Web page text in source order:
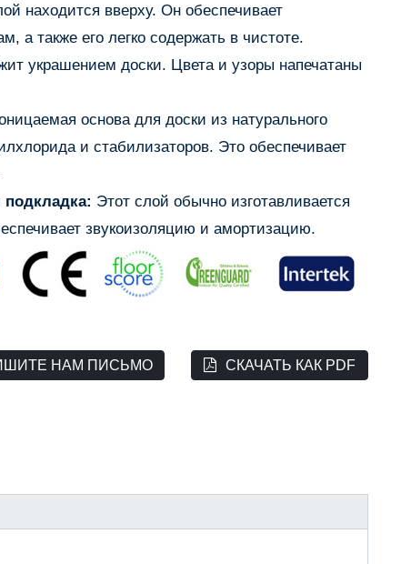
находится вверху. Он обеспечивает
а также его легко содержать в чистоте.
украшением доски. Цвета и узоры напечатаны
основа для доски из натурального
и стабилизаторов. Это обеспечивает
подкладка: Этот слой обычно изготавливается
звукоизоляцию и амортизацию.
НАМ ПИСЬМО СКАЧАТЬ КАК PDF